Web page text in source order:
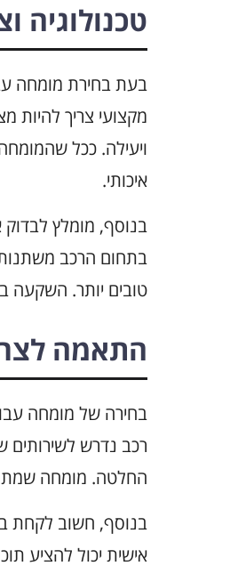
טכנולוגיה
מקצועי צריך להיות
ויעילה. ככל
איכותי.
בנוסף, מומלץ
בתחום הרכב משתנות
טובים יותר. השקעה
התאמה
רכב נדרש לשירותים
החלטה. מומחה
בנוסף, חשוב לקחת